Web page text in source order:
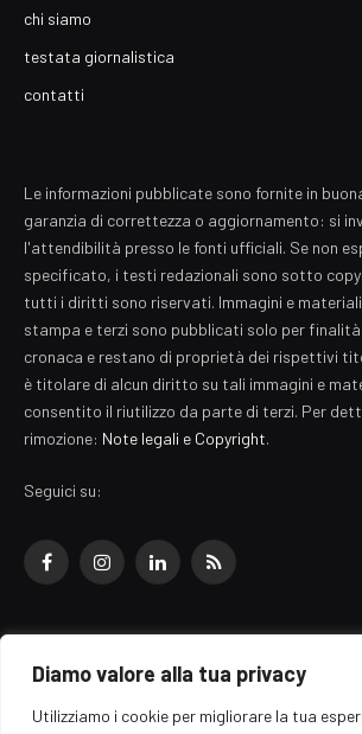
Diamo valore alla tua privacy
Utilizziamo i cookie per migliorare la tua
chi siamo
testata giornalistica
contatti
Le informazioni pubblicate sono fornite in
garanzia di correttezza o aggiornamento: si
l'attendibilità presso le fonti ufficiali. Se non
specificato, i testi redazionali sono sotto
tutti i diritti sono riservati. Immagini e
stampa e terzi sono pubblicati solo per
cronaca e restano di proprietà dei rispettivi
è titolare di alcun diritto su tali immagini e
consentito il riutilizzo da parte di terzi. Per
rimozione: Note legali e Copyright.
Seguici su:
FacebookInstagramLinkedInRSS
© 2026 EZ Rome Designed by